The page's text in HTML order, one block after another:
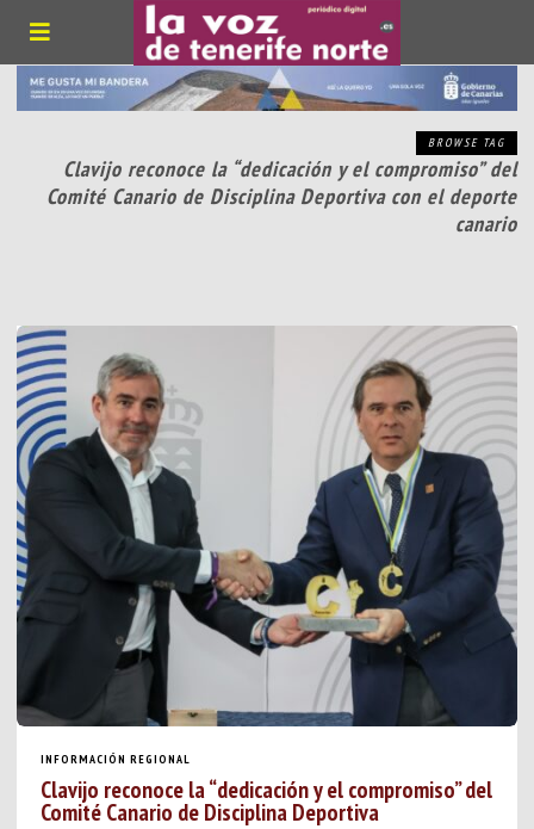
BROWSE TAG
Clavijo reconoce la “dedicación y el compromiso” del
Comité Canario de Disciplina Deportiva con el deporte
canario
INFORMACIÓN REGIONAL
Clavijo reconoce la “dedicación y el compromiso” del
Comité Canario de Disciplina Deportiva